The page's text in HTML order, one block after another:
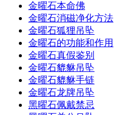
金曜石本命佛
金曜石消磁净化方法
金曜石狐狸吊坠
金曜石的功能和作用
金曜石真假鉴别
金曜石貔貅吊坠
金曜石貔貅手链
金曜石龙牌吊坠
黑曜石佩戴禁忌